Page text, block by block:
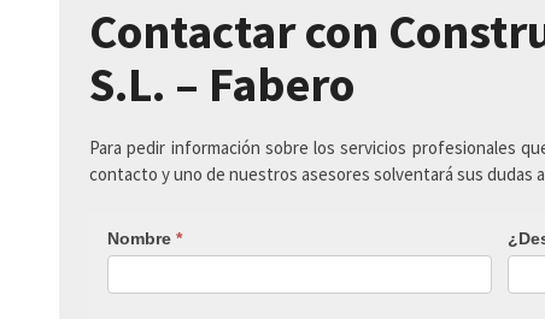
Contactar con
S.L. – Fabero
Para pedir información sobre los servicios profesionales
contacto y uno de nuestros asesores solventará sus dudas
Nombre *